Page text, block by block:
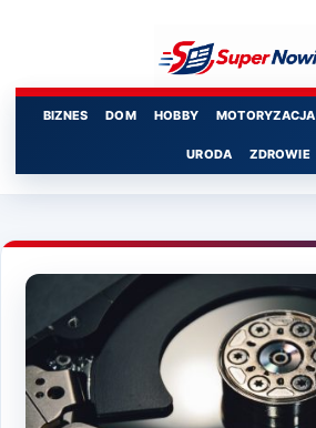
BIZNES DOM HOBBY MOTORYZACJA
URODA ZDROWIE